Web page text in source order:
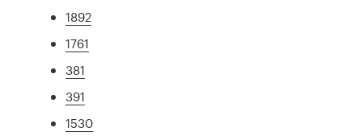
1892
1761
381
391
1530